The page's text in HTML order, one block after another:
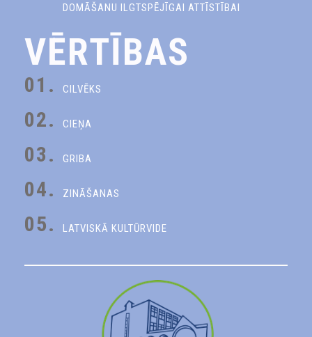
DOMĀŠANU ILGTSPĒJĪGAI ATTĪSTĪBAI
VĒRTĪBAS
01. CILVĒKS
02. CIEŅA
03. GRIBA
04. ZINĀŠANAS
05. LATVISKĀ KULTŪRVIDE